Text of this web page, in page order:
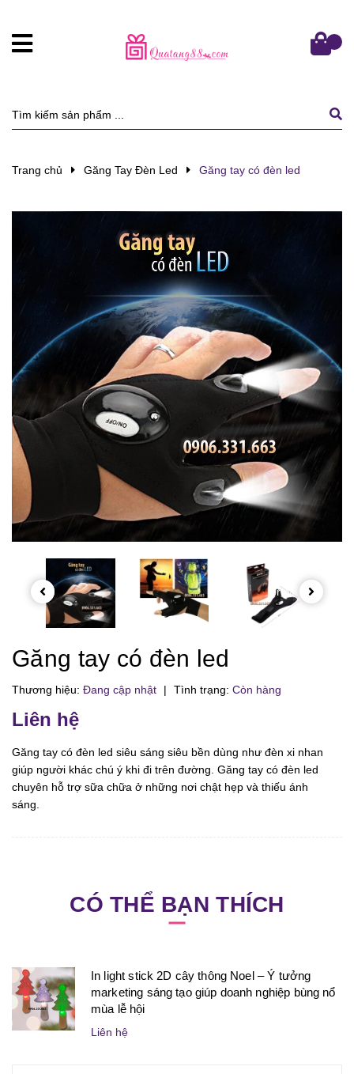
Trang chủ Găng Tay Đèn Led Găng tay có đèn led
prev
Găng tay có đèn led
Thương hiệu: Đang cập nhật | Tình trạng: Còn hàng
Liên hệ
Găng tay có đèn led siêu sáng siêu bền dùng như đèn xi nhan
giúp người khác chú ý khi đi trên đường. Găng tay có đèn led
chuyên hỗ trợ sữa chữa ở những nơi chật hẹp và thiếu ánh
sáng.
CÓ THỂ BẠN THÍCH
In light stick 2D cây thông Noel – Ý tưởng
marketing sáng tạo giúp doanh nghiệp bùng nổ
mùa lễ hội
Liên hệ